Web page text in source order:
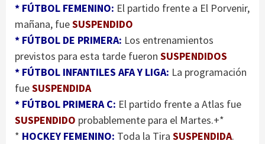
* FÚTBOL FEMENINO: El partido frente a El Porvenir,
mañana, fueSUSPENDIDO
* FÚTBOL DE PRIMERA: Los entrenamientos
previstos para esta tarde fueron SUSPENDIDOS
* FÚTBOL INFANTILES AFA Y LIGA: La programación
fueSUSPENDIDA
* FÚTBOL PRIMERA C: El partido frente a Atlas fue
SUSPENDIDO probablemente para el Martes.+*
* HOCKEY FEMENINO: Toda la Tira SUSPENDIDA.